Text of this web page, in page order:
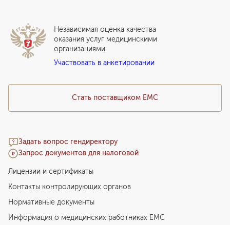
Прайс-лист
Подарочный сертификат EMC
Медицинский туризм
Программы привилегий
Стать поставщиком ЕМС
Задать вопрос гендиректору
Запрос документов для налоговой
Независимая оценка качества
оказания услуг медицинскими
организациями
Участвовать в анкетировании
Лицензии и сертификаты
Контакты контролирующих органов
Нормативные документы
Информация о медицинских работниках EMC